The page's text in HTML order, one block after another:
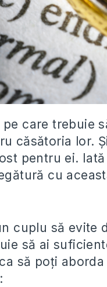
care trebuie
căsătoria lor.
pentru ei.
cu
cuplu să evite
să ai
să poți